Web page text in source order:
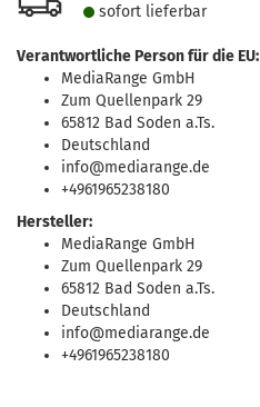
sofort lie­fer­bar
Verantwortliche Person für die EU:
MediaRange GmbH
Zum Quellenpark 29
65812 Bad Soden a.Ts.
Deutschland
info@mediarange.de
+4961965238180
Hersteller:
MediaRange GmbH
Zum Quellenpark 29
65812 Bad Soden a.Ts.
Deutschland
info@mediarange.de
+4961965238180